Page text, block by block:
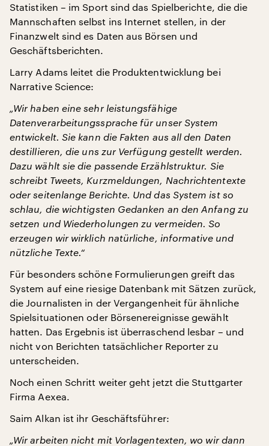
Statistiken – im Sport sind das Spielberichte, die die
Mannschaften selbst ins Internet stellen, in der
Finanzwelt sind es Daten aus Börsen und
Geschäftsberichten.
Larry Adams leitet die Produktentwicklung bei
Narrative Science:
„Wir haben eine sehr leistungsfähige
Datenverarbeitungssprache für unser System
entwickelt. Sie kann die Fakten aus all den Daten
destillieren, die uns zur Verfügung gestellt werden.
Dazu wählt sie die passende Erzählstruktur. Sie
schreibt Tweets, Kurzmeldungen, Nachrichtentexte
oder seitenlange Berichte. Und das System ist so
schlau, die wichtigsten Gedanken an den Anfang zu
setzen und Wiederholungen zu vermeiden. So
erzeugen wir wirklich natürliche, informative und
nützliche Texte.“
Für besonders schöne Formulierungen greift das
System auf eine riesige Datenbank mit Sätzen zurück,
die Journalisten in der Vergangenheit für ähnliche
Spielsituationen oder Börsenereignisse gewählt
hatten. Das Ergebnis ist überraschend lesbar – und
nicht von Berichten tatsächlicher Reporter zu
unterscheiden.
Noch einen Schritt weiter geht jetzt die Stuttgarter
Firma Aexea.
Saim Alkan ist ihr Geschäftsführer:
„Wir arbeiten nicht mit Vorlagentexten, wo wir dann